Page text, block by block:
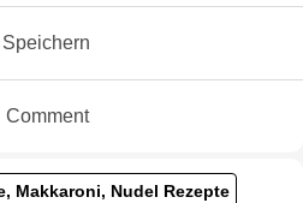
Speichern
Comment
Makkaroni, Nudel Rezepte